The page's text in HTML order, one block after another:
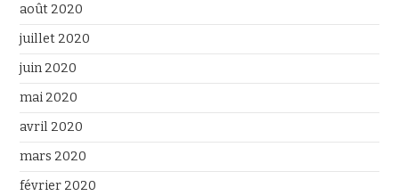
août 2020
juillet 2020
juin 2020
mai 2020
avril 2020
mars 2020
février 2020